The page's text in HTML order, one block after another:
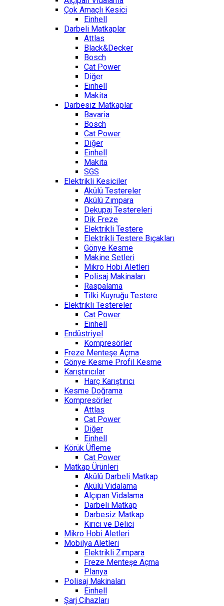
Çok Amaçlı Kesici
Einhell
Darbeli Matkaplar
Attlas
Black&Decker
Bosch
Cat Power
Diğer
Einhell
Makita
Darbesiz Matkaplar
Bavaria
Bosch
Cat Power
Diğer
Einhell
Makita
SGS
Elektrikli Kesiciler
Akülü Testereler
Akülü Zımpara
Dekupaj Testereleri
Dik Freze
Elektrikli Testere
Elektrikli Testere Bıçakları
Gönye Kesme
Makine Setleri
Mikro Hobi Aletleri
Polisaj Makinaları
Raspalama
Tilki Kuyruğu Testere
Elektrikli Testereler
Cat Power
Einhell
Endüstriyel
Kompresörler
Freze Menteşe Açma
Gönye Kesme Profil Kesme
Karıştırıcılar
Harç Karıştırıcı
Kesme Doğrama
Kompresörler
Attlas
Cat Power
Diğer
Einhell
Körük Üfleme
Cat Power
Matkap Ürünleri
Akülü Darbeli Matkap
Akülü Vidalama
Alçıpan Vidalama
Darbeli Matkap
Darbesiz Matkap
Kırıcı ve Delici
Mikro Hobi Aletleri
Mobilya Aletleri
Elektrikli Zımpara
Freze Menteşe Açma
Planya
Polisaj Makinaları
Einhell
Şarj Cihazları